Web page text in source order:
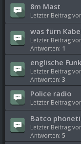
8m Mast
Letzter Beitrag
was fürn
Letzter Beitrag
Antworten: 1
englische
Letzter Beitrag
Antworten: 3
Police radio
Letzter Beitrag
Batco
Letzter Beitrag
Antworten: 5